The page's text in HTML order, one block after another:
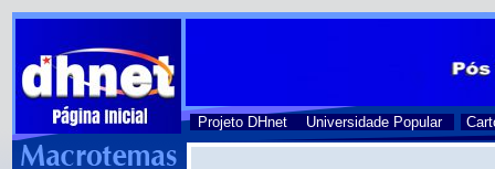
Projeto DHnet Universidade Popular